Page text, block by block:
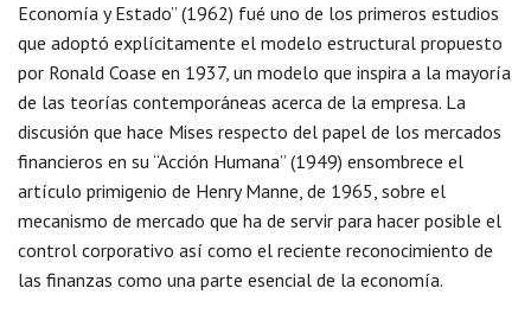
Economía y Estado” (1962) fué uno de los primeros estudios
que adoptó explícitamente el modelo estructural propuesto
por Ronald Coase en 1937, un modelo que inspira a la mayoría
de las teorías contemporáneas acerca de la empresa. La
discusión que hace Mises respecto del papel de los mercados
financieros en su “Acción Humana” (1949) ensombrece el
artículo primigenio de Henry Manne, de 1965, sobre el
mecanismo de mercado que ha de servir para hacer posible el
control corporativo así como el reciente reconocimiento de
las finanzas como una parte esencial de la economía.